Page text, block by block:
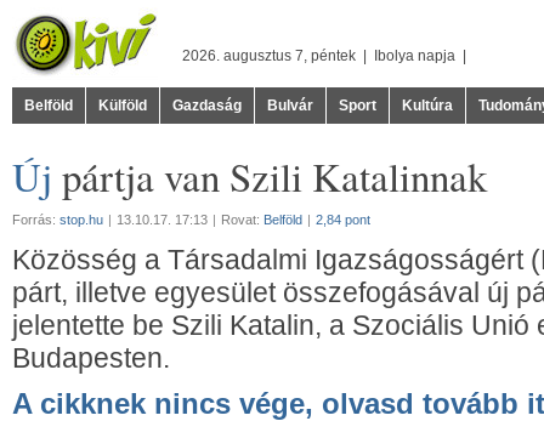
2026. augusztus 7, péntek | Ibolya napja |
Belföld Külföld Gazdaság Bulvár Sport Kultúra
Új pártja van Szili Katalinnak
Forrás: stop.hu | 13.10.17. 17:13 | Rovat: Belföld | 2,84 pont
Közösség a Társadalmi Igazságosságért
párt, illetve egyesület összefogásával új
jelentette be Szili Katalin, a Szociális Unió
Budapesten.
A cikknek nincs vége, olvasd tovább